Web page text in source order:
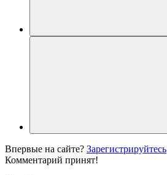
Впервые на сайте? Зарегистрируйтесь
Комментарий принят!